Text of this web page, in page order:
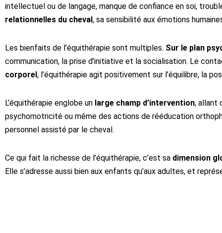
intellectuel ou de langage, manque de confiance en soi,
relationnelles du cheval , sa sensibilité aux émotions
Les bienfaits de l’équithérapie sont multiples. Sur le plan
communication, la prise d’initiative et la socialisation. Le
corporel , l’équithérapie agit positivement sur l’équilibre, la
L’équithérapie englobe un large champ d’intervention, allant
psychomotricité ou même des actions de rééducation
personnel assisté par le cheval.
Ce qui fait la richesse de l’équithérapie, c’est sa dimension
Elle s’adresse aussi bien aux enfants qu’aux adultes, et